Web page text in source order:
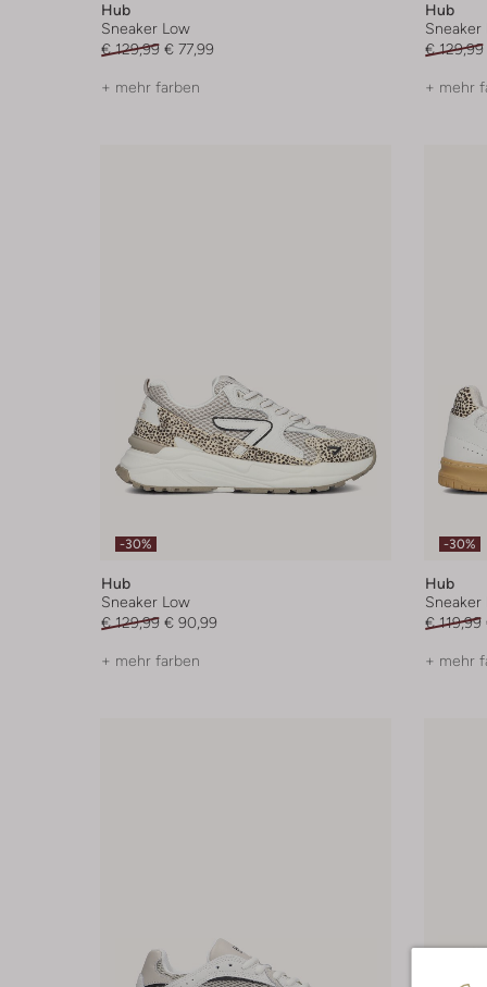
Hub
Sneaker Low
€ 129,99 € 77,99
+ mehr farben
Hub
Sneaker
€ 129,99
+ mehr
-30%
Hub
Sneaker Low
€ 129,99 € 90,99
+ mehr farben
-30%
Hub
Sneaker
€ 119,99
+ mehr